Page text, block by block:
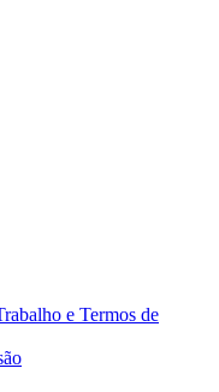
e Termos de